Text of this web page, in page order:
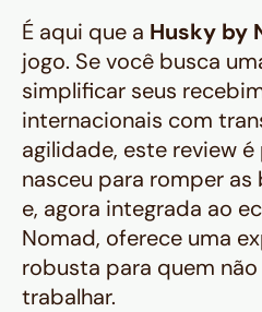
É aqui que a Husky by
jogo. Se você busca
simplificar seus
internacionais com
agilidade, este review
nasceu para romper as
e, agora integrada ao
Nomad, oferece uma
robusta para quem
trabalhar.